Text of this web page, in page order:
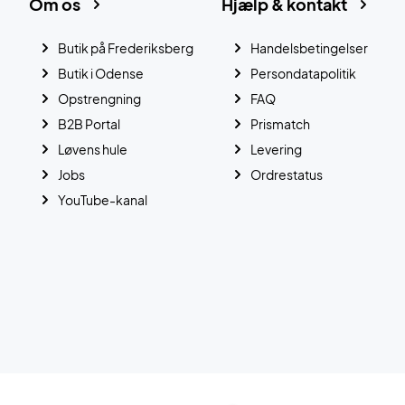
Handelsbetingelser
Persondatapolitik
FAQ
Prismatch
Levering
Ordrestatus
Butik på Frederiksberg
Butik i Odense
Opstrengning
B2B Portal
Løvens hule
Jobs
YouTube-kanal